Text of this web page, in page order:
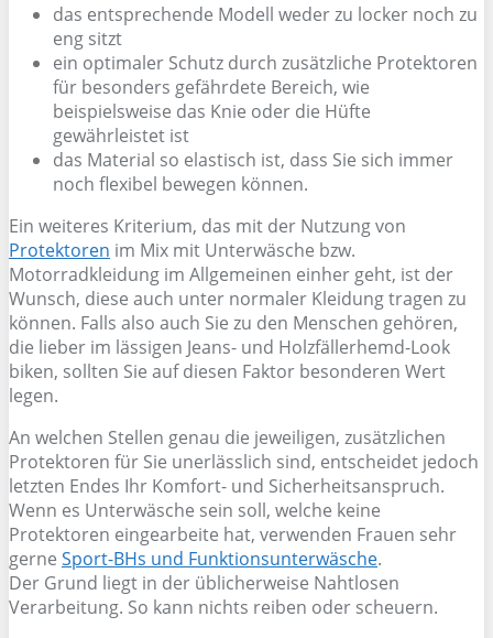
das entsprechende Modell weder zu locker noch zu
eng sitzt
ein optimaler Schutz durch zusätzliche Protektoren
für besonders gefährdete Bereich, wie
beispielsweise das Knie oder die Hüfte
gewährleistet ist
das Material so elastisch ist, dass Sie sich immer
noch flexibel bewegen können.
Ein weiteres Kriterium, das mit der Nutzung von
Protektoren im Mix mit Unterwäsche bzw.
Motorradkleidung im Allgemeinen einher geht, ist der
Wunsch, diese auch unter normaler Kleidung tragen zu
können. Falls also auch Sie zu den Menschen gehören,
die lieber im lässigen Jeans- und Holzfällerhemd-Look
biken, sollten Sie auf diesen Faktor besonderen Wert
legen.
An welchen Stellen genau die jeweiligen, zusätzlichen
Protektoren für Sie unerlässlich sind, entscheidet jedoch
letzten Endes Ihr Komfort- und Sicherheitsanspruch.
Wenn es Unterwäsche sein soll, welche keine
Protektoren eingearbeite hat, verwenden Frauen sehr
gerne Sport-BHs und Funktionsunterwäsche.
Der Grund liegt in der üblicherweise Nahtlosen
Verarbeitung. So kann nichts reiben oder scheuern.